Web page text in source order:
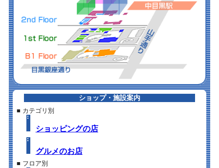
ショップ・施設案内
■ カテゴリ別
ショッピングの店
グルメのお店
■ フロア別